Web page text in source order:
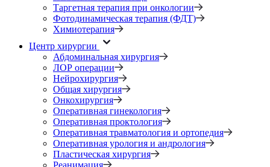
Таргетная терапия при онкологии
Фотодинамическая терапия (ФДТ)
Химиотерапия
Центр хирургии
Абдоминальная хирургия
ЛОР операции
Нейрохирургия
Общая хирургия
Онкохирургия
Оперативная гинекология
Оперативная проктология
Оперативная травматология и ортопедия
Оперативная урология и андрология
Пластическая хирургия
Реанимация